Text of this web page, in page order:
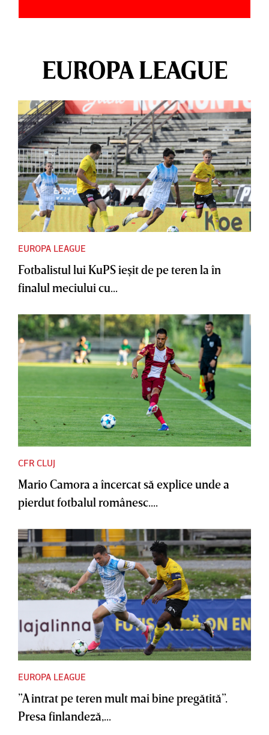
EUROPA LEAGUE
EUROPA LEAGUE
Fotbalistul lui KuPS ieşit de pe teren la în
finalul meciului cu...
CFR CLUJ
Mario Camora a încercat să explice unde a
pierdut fotbalul românesc....
EUROPA LEAGUE
”A intrat pe teren mult mai bine pregătită”.
Presa finlandeză,...